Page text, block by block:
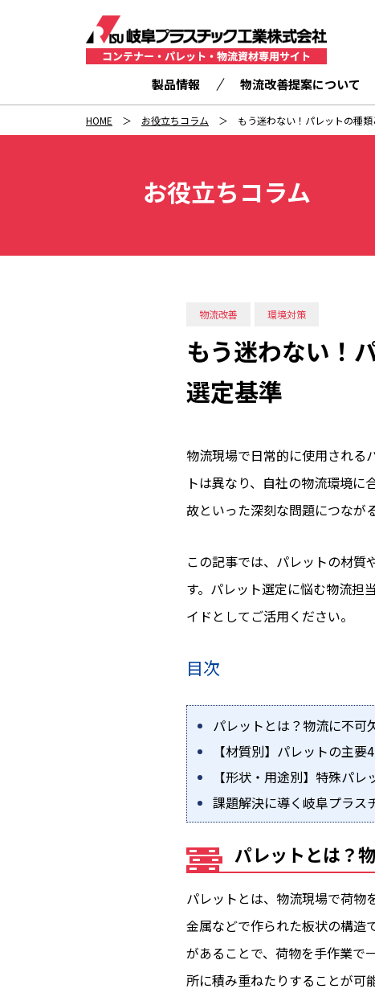
製品情報 物流改善提案について
HOME お役立ちコラム もう迷わない！パレットの種
お役立ちコラム
物流改善 環境対策
もう迷わない！
選定基準
物流現場で日常的に使用される
トは異なり、自社の物流環境
故といった深刻な問題につなが
この記事では、パレットの材質
す。パレット選定に悩む物流担
イドとしてご活用ください。
目次
パレットとは？物流に不可
【材質別】パレットの主
【形状・用途別】特殊パ
課題解決に導く岐阜プラス
パレットとは？
パレットとは、物流現場で荷物
金属などで作られた板状の構造
があることで、荷物を手作業で
所に積み重ねたりすることが可